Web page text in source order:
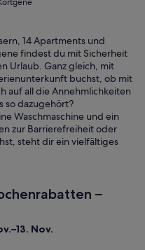
14 Apartments und
findest du mit Sicherheit
Urlaub. Ganz gleich, mit
buchst, ob mit
auf all die Annehmlichkeiten
so dazugehört?
Waschmaschine und ein
zur Barrierefreiheit oder
steht dir ein vielfältiges
–
Nov.